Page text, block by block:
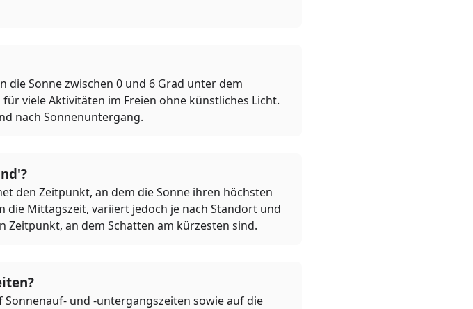
Sonne zwischen 0 und 6 Grad unter dem
viele Aktivitäten im Freien ohne künstliches Licht.
nach Sonnenuntergang.
den Zeitpunkt, an dem die Sonne ihren höchsten
Mittagszeit, variiert jedoch je nach Standort und
Zeitpunkt, an dem Schatten am kürzesten sind.
Sonnenauf- und -untergangszeiten sowie auf die